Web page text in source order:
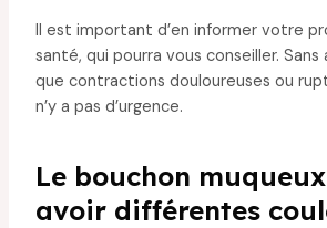
Il est important d’en informer votre
santé, qui pourra vous conseiller.
que contractions douloureuses ou
n’y a pas d’urgence.
Le bouchon
avoir différentes